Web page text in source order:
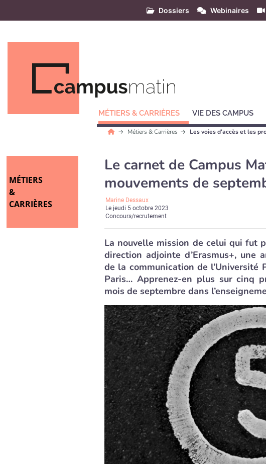
Dossiers Webinaires
MÉTIERS & CARRIÈRES VIE DES CAMPUS
Métiers & Carrières Les voies d'accès et les
MÉTIERS
&
CARRIÈRES
Le carnet de Campus
mouvements de
Marine Dessaux
Lejeudi 5 octobre 2023
Concours/recrutement
La nouvelle mission de celui qui fut
direction adjointe d’Erasmus+, une
de la communication de
Paris… Apprenez-en plus sur cinq
mois de septembre dans